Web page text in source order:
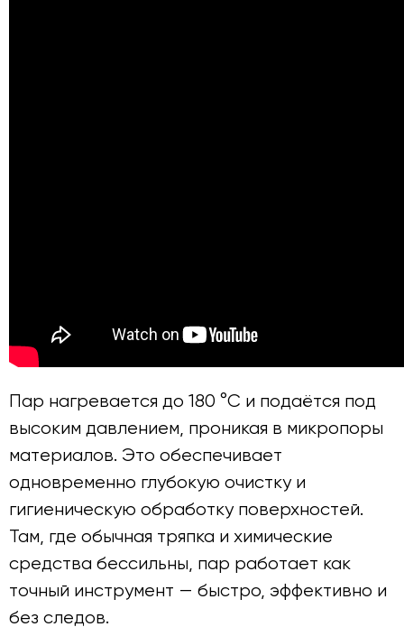
Пар нагревается до 180 °C и подаётся под
высоким давлением, проникая в микропоры
материалов. Это обеспечивает
одновременно глубокую очистку и
гигиеническую обработку поверхностей.
Там, где обычная тряпка и химические
средства бессильны, пар работает как
точный инструмент — быстро, эффективно и
без следов.